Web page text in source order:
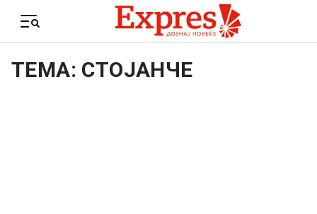
Menu
ТЕМА: СТОЈАНЧЕ